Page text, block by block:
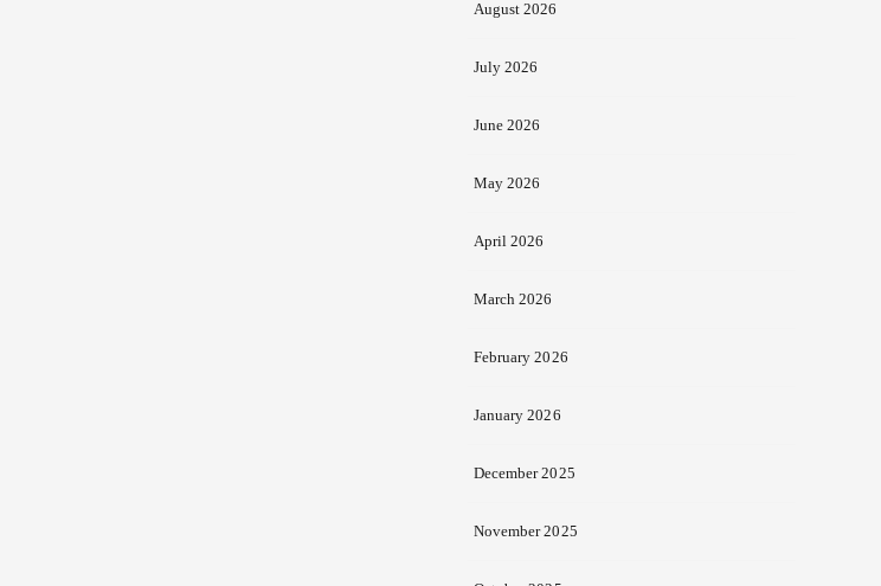
August 2026
July 2026
June 2026
May 2026
April 2026
March 2026
February 2026
January 2026
December 2025
November 2025